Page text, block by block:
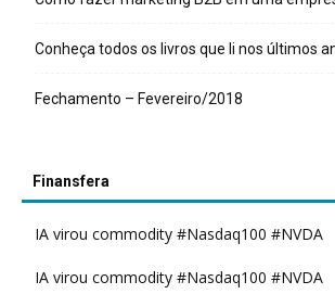
Conheça todos os livros que li nos últimos
Fechamento – Fevereiro/2018
Finansfera
IA virou commodity #Nasdaq100 #NVDA
IA virou commodity #Nasdaq100 #NVDA